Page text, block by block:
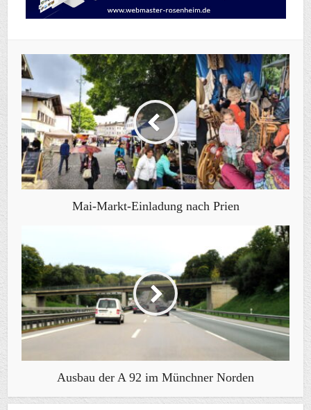
Mai-Markt-Einladung nach Prien
Ausbau der A 92 im Münchner Norden